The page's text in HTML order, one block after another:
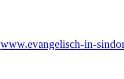
www.evangelisch-in-